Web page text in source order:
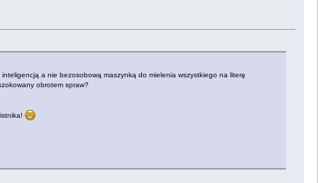
a nie bezosobową maszynką do mielenia wszystkiego na literę
obrotem spraw?